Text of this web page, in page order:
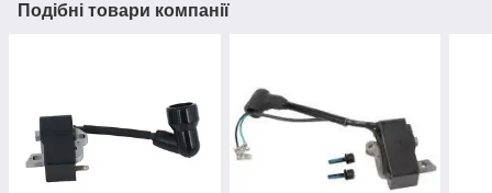
Подібні товари компанії